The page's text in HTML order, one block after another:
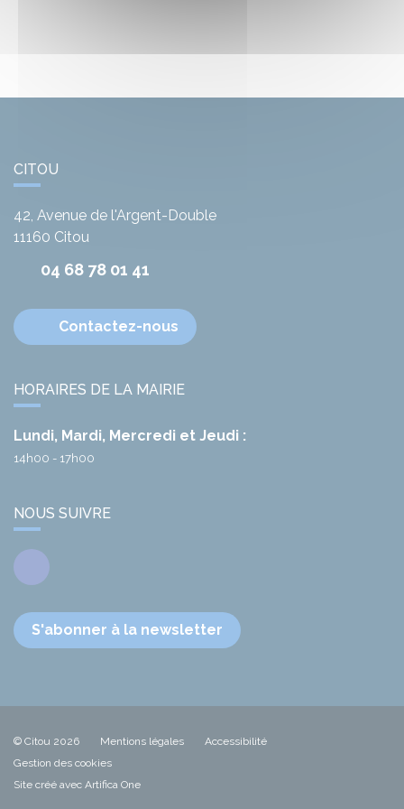
CITOU
42, Avenue de l'Argent-Double
11160 Citou
04 68 78 01 41
Contactez-nous
HORAIRES DE LA MAIRIE
Lundi, Mardi, Mercredi et Jeudi :
14h00 - 17h00
NOUS SUIVRE
Facebook
S'abonner à la newsletter
© Citou 2026 Mentions légales
Accessibilité
Gestion des cookies
Site créé avec Artifica One